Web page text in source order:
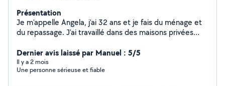
Présentation
Je m'appelle Angela, j'ai 32 ans et je fais du ménage et
du repassage. J'ai travaillé dans des maisons privées
et je le fais avec plaisir.si vous êtes intéressés pouvez
me contacter merci
Dernier avis laissé par Manuel : 5/5
Il y a 2 mois
Une personne sérieuse et fiable